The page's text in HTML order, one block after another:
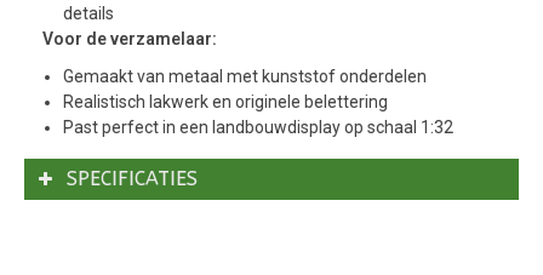
details
Voor de verzamelaar:
Gemaakt van metaal met kunststof onderdelen
Realistisch lakwerk en originele belettering
Past perfect in een landbouwdisplay op schaal 1:32
SPECIFICATIES